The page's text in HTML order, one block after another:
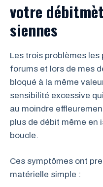
votre
siennes
Les trois problèmes
forums et lors de mes
bloqué à la même
sensibilité excessive
au moindre
plus de débit même en
boucle.
Ces symptômes ont
matérielle simple :